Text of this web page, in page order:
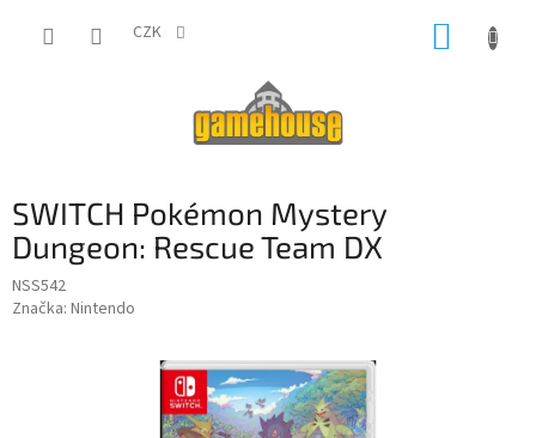
CZK
SWITCH Pokémon Mystery
Dungeon: Rescue Team DX
NSS542
Značka: Nintendo